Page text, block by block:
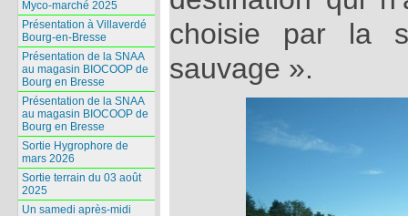
choisie par la
sauvage ».
Myco-marché 2025
Présentation à Villaverdé
Bourg-en-Bresse
Présentation de la SNAA
au magasin BIOCOOP de
Bourg en Bresse
Présentation de la SNAA
au magasin BIOCOOP de
Bourg en Bresse
Sortie Hygrophore de
mars 2026
Sortie terrain du 03 août
2025
Un samedi après-midi